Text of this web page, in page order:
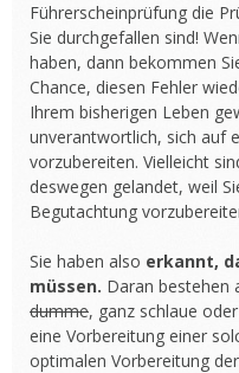
Führerscheinprüfung die
Sie durchgefallen sind!
haben, dann bekommen
Chance, diesen Fehler
Ihrem bisherigen Leben
unverantwortlich, sich auf
vorzubereiten. Vielleicht
deswegen gelandet, weil
Begutachtung
Sie haben also erkannt,
müssen. Daran bestehen
dumme, ganz schlaue
eine Vorbereitung einer
optimalen Vorbereitung